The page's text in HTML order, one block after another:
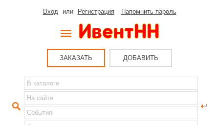
Вход или Регистрация Напомнить пароль
ЗАКАЗАТЬ ДОБАВИТЬ